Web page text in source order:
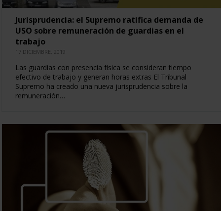
Jurisprudencia: el Supremo ratifica demanda de
USO sobre remuneración de guardias en el
trabajo
17 DICIEMBRE, 2019
Las guardias con presencia física se consideran tiempo
efectivo de trabajo y generan horas extras El Tribunal
Supremo ha creado una nueva jurisprudencia sobre la
remuneración…